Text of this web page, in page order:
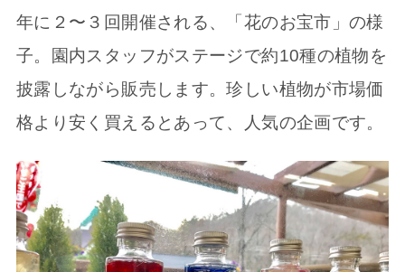
年に２〜３回開催される、「花のお宝市」の様
子。園内スタッフがステージで約10種の植物を
披露しながら販売します。珍しい植物が市場価
格より安く買えるとあって、人気の企画です。